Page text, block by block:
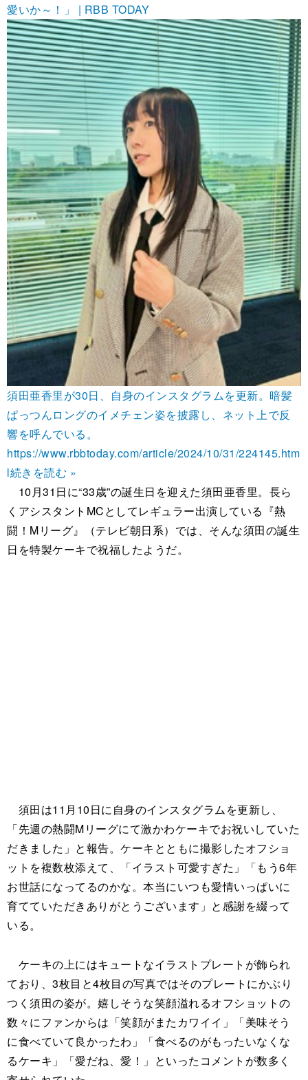
愛いか～！」 | RBB TODAY
須田亜香里が30日、自身のインスタグラムを更新。暗髪
ぱっつんロングのイメチェン姿を披露し、ネット上で反
響を呼んでいる。
https://www.rbbtoday.com/article/2024/10/31/224145.htm
l続きを読む »
10月31日に“33歳”の誕生日を迎えた須田亜香里。長ら
くアシスタントMCとしてレギュラー出演している『熱
闘！Mリーグ』（テレビ朝日系）では、そんな須田の誕生
日を特製ケーキで祝福したようだ。
須田は11月10日に自身のインスタグラムを更新し、
「先週の熱闘Mリーグにて激かわケーキでお祝いしていた
だきました」と報告。ケーキとともに撮影したオフショ
ットを複数枚添えて、「イラスト可愛すぎた」「もう6年
お世話になってるのかな。本当にいつも愛情いっぱいに
育てていただきありがとうございます」と感謝を綴って
いる。
ケーキの上にはキュートなイラストプレートが飾られ
ており、3枚目と4枚目の写真ではそのプレートにかぶり
つく須田の姿が。嬉しそうな笑顔溢れるオフショットの
数々にファンからは「笑顔がまたカワイイ」「美味そう
に食べていて良かったわ」「食べるのがもったいなくな
るケーキ」「愛だね、愛！」といったコメントが数多く